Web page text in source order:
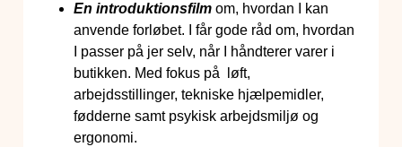
En introduktionsfilm om, hvordan I kan
anvende forløbet. I får gode råd om, hvordan
I passer på jer selv, når I håndterer varer i
butikken. Med fokus på løft,
arbejdsstillinger, tekniske hjælpemidler,
fødderne samt psykisk arbejdsmiljø og
ergonomi.